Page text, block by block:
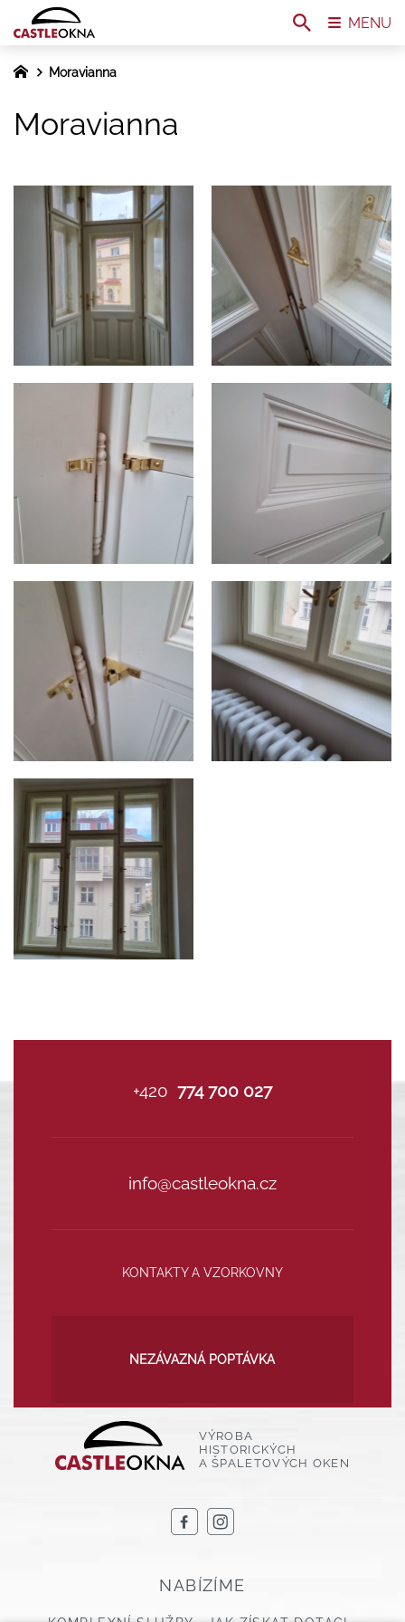
Moravianna
Moravianna
+420 774 700 027
info@castleokna.cz
KONTAKTY A VZORKOVNY
NEZÁVAZNÁ POPTÁVKA
VÝROBA
HISTORICKÝCH
A ŠPALETOVÝCH OKEN
NABÍZÍME
MENU